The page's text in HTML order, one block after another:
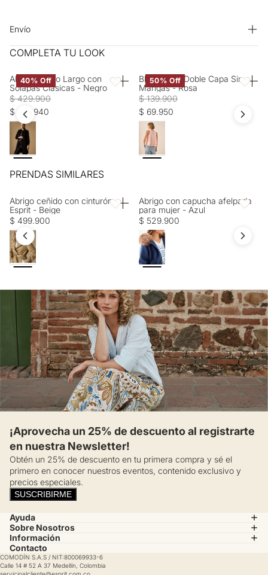
máxima 40 ºC. OTROS: No retorcer ni exprimir. BLANQUEADO:
Lavar separadamente. SECADO: Secado extendido por
Envío
Entrega estimada de 7 a 15 días hábiles
COMPLETA TU LOOK
40% Off Favoritos
Abrigo Negro Largo con
Solapas Clásicas - Negro
$ 429.900
$ 257.940
50% Off
Blusa Rosa Doble Capa Sin
Mangas - Rosa
$ 139.900
$ 69.950
PRENDAS SIMILARES
Favoritos
Abrigo ceñido con cinturón
Esprit - Beige
$ 499.900
Abrigo con capucha afelpada
para mujer - Azul
$ 529.900
¡Aprovecha un 25% de descuento al registrarte
en nuestra Newsletter!
Obtén un 25% de descuento en tu primera compra y sé el
primero en conocer nuestros eventos, contenido exclusivo y
precios especiales.
SUSCRIBIRME
Ayuda
Sobre Nosotros
Información
Contacto
COMODÍN S.A.S / NIT:800069933-6
Calle 14 # 52 A 37 Medellín, Colombia